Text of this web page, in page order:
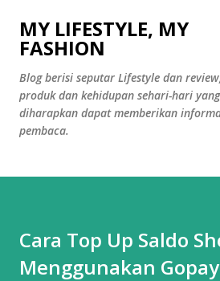
Langsung ke konten
MY LIFESTYLE, MY
FASHION
Blog berisi seputar Lifestyle dan
produk dan kehidupan sehari-hari yang
diharapkan dapat memberikan
pembaca.
Cara Top Up Saldo
Menggunakan Gopay